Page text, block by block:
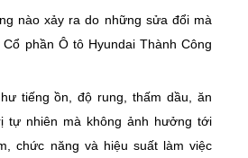
nào xảy ra do những sửa đổi mà
phần Ô tô Hyundai Thành Công
tiếng ồn, độ rung, thấm dầu, ăn
tự nhiên mà không ảnh hưởng tới
chức năng và hiệu suất làm việc